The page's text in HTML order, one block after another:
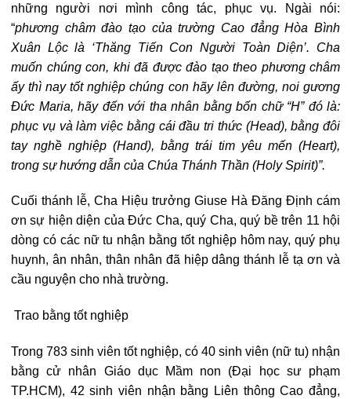
những người nơi mình công tác, phục vụ. Ngài nói:
“phương châm đào tạo của trường Cao đẳng Hòa Bình
Xuân Lộc là ‘Thăng Tiến Con Người Toàn Diện’. Cha
muốn chúng con, khi đã được đào tạo theo phương châm
ấy thì nay tốt nghiệp chúng con hãy lên đường, noi gương
Đức Maria, hãy đến với tha nhân bằng bốn chữ “H” đó là:
phục vụ và làm việc bằng cái đầu tri thức (Head), bằng đôi
tay nghề nghiệp (Hand), bằng trái tim yêu mến (Heart),
trong sự hướng dẫn của Chúa Thánh Thần (Holy Spirit)”.
Cuối thánh lễ, Cha Hiệu trưởng Giuse Hà Đăng Định cám
ơn sự hiện diện của Đức Cha, quý Cha, quý bề trên 11 hội
dòng có các nữ tu nhận bằng tốt nghiệp hôm nay, quý phụ
huynh, ân nhân, thân nhân đã hiệp dâng thánh lễ tạ ơn và
cầu nguyện cho nhà trường.
Trao bằng tốt nghiệp
Trong 783 sinh viên tốt nghiệp, có 40 sinh viên (nữ tu) nhận
bằng cử nhân Giáo dục Mầm non (Đại học sư phạm
TP.HCM), 42 sinh viên nhận bằng Liên thông Cao đẳng,